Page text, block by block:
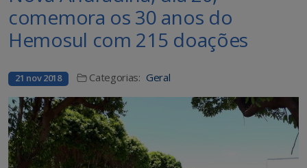
comemora os 30 anos do
Hemosul com 215 doações
21 nov 2018 Categorias: Geral